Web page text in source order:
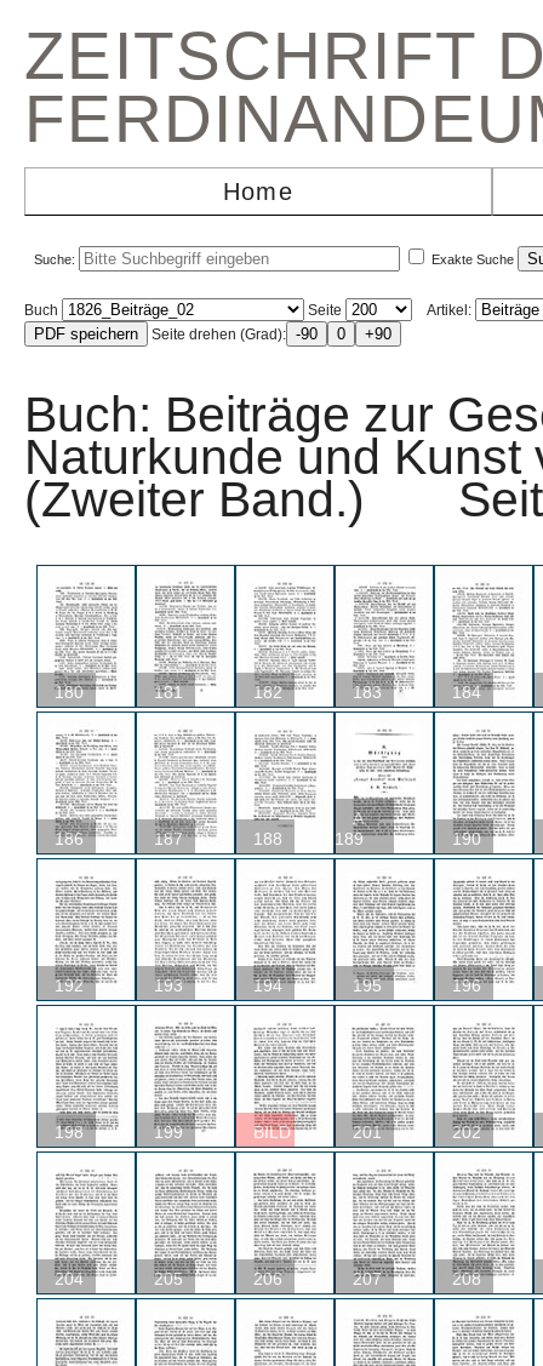
ZEITSCHRIFT
Home
Suche: Exakte Suche
Buch Seite
Artikel:
Seite drehen (Grad):
Buch: Beiträge zur
Naturkunde und Kunst
(Zweiter Band.)
180 181 182 183 184
186 187 188
A
189
190
192 193 194 195 196
198 199 BILD 201 202
204 205 206 207 208